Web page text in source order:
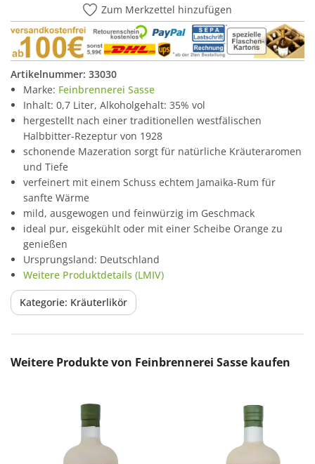
Zum Merkzettel hinzufügen
Artikelnummer: 33030
Marke: Feinbrennerei Sasse
Inhalt: 0,7 Liter, Alkoholgehalt: 35% vol
hergestellt nach einer traditionellen westfälischen
Halbbitter-Rezeptur von 1928
schonende Mazeration sorgt für natürliche Kräuteraromen
und Tiefe
verfeinert mit einem Schuss echtem Jamaika-Rum für
sanfte Wärme
mild, ausgewogen und feinwürzig im Geschmack
ideal pur, eisgekühlt oder mit einer Scheibe Orange zu
genießen
Ursprungsland: Deutschland
Weitere Produktdetails (LMIV)
Kategorie: Kräuterlikör
Produktgalerie überspringen
Weitere Produkte von Feinbrennerei Sasse kaufen